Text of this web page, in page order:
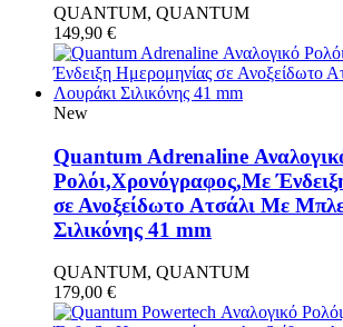
QUANTUM, QUANTUM
149,90 €
New
Quantum Adrenaline
Ρολόι,Χρονόγραφος,Με
σε Ανοξείδωτο Ατσάλι Με
Σιλικόνης 41 mm
QUANTUM, QUANTUM
179,00 €